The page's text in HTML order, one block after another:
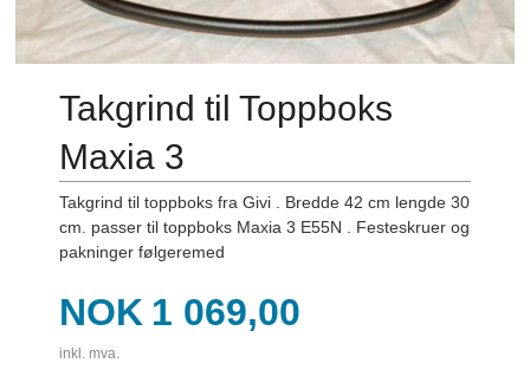
Takgrind til Toppboks
Maxia 3
Takgrind til toppboks fra Givi . Bredde 42 cm lengde 30
cm. passer til toppboks Maxia 3 E55N . Festeskruer og
pakninger følgeremed
Pris
NOK 1 069,00
inkl. mva.